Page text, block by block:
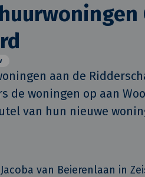
aan de
de woningen op aan
van hun nieuwe
van Beierenlaan in